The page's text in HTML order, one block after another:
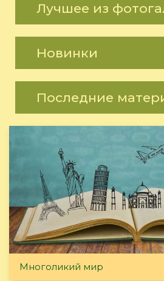
Лучшее из
Новинки
Последние
Многоликий мир